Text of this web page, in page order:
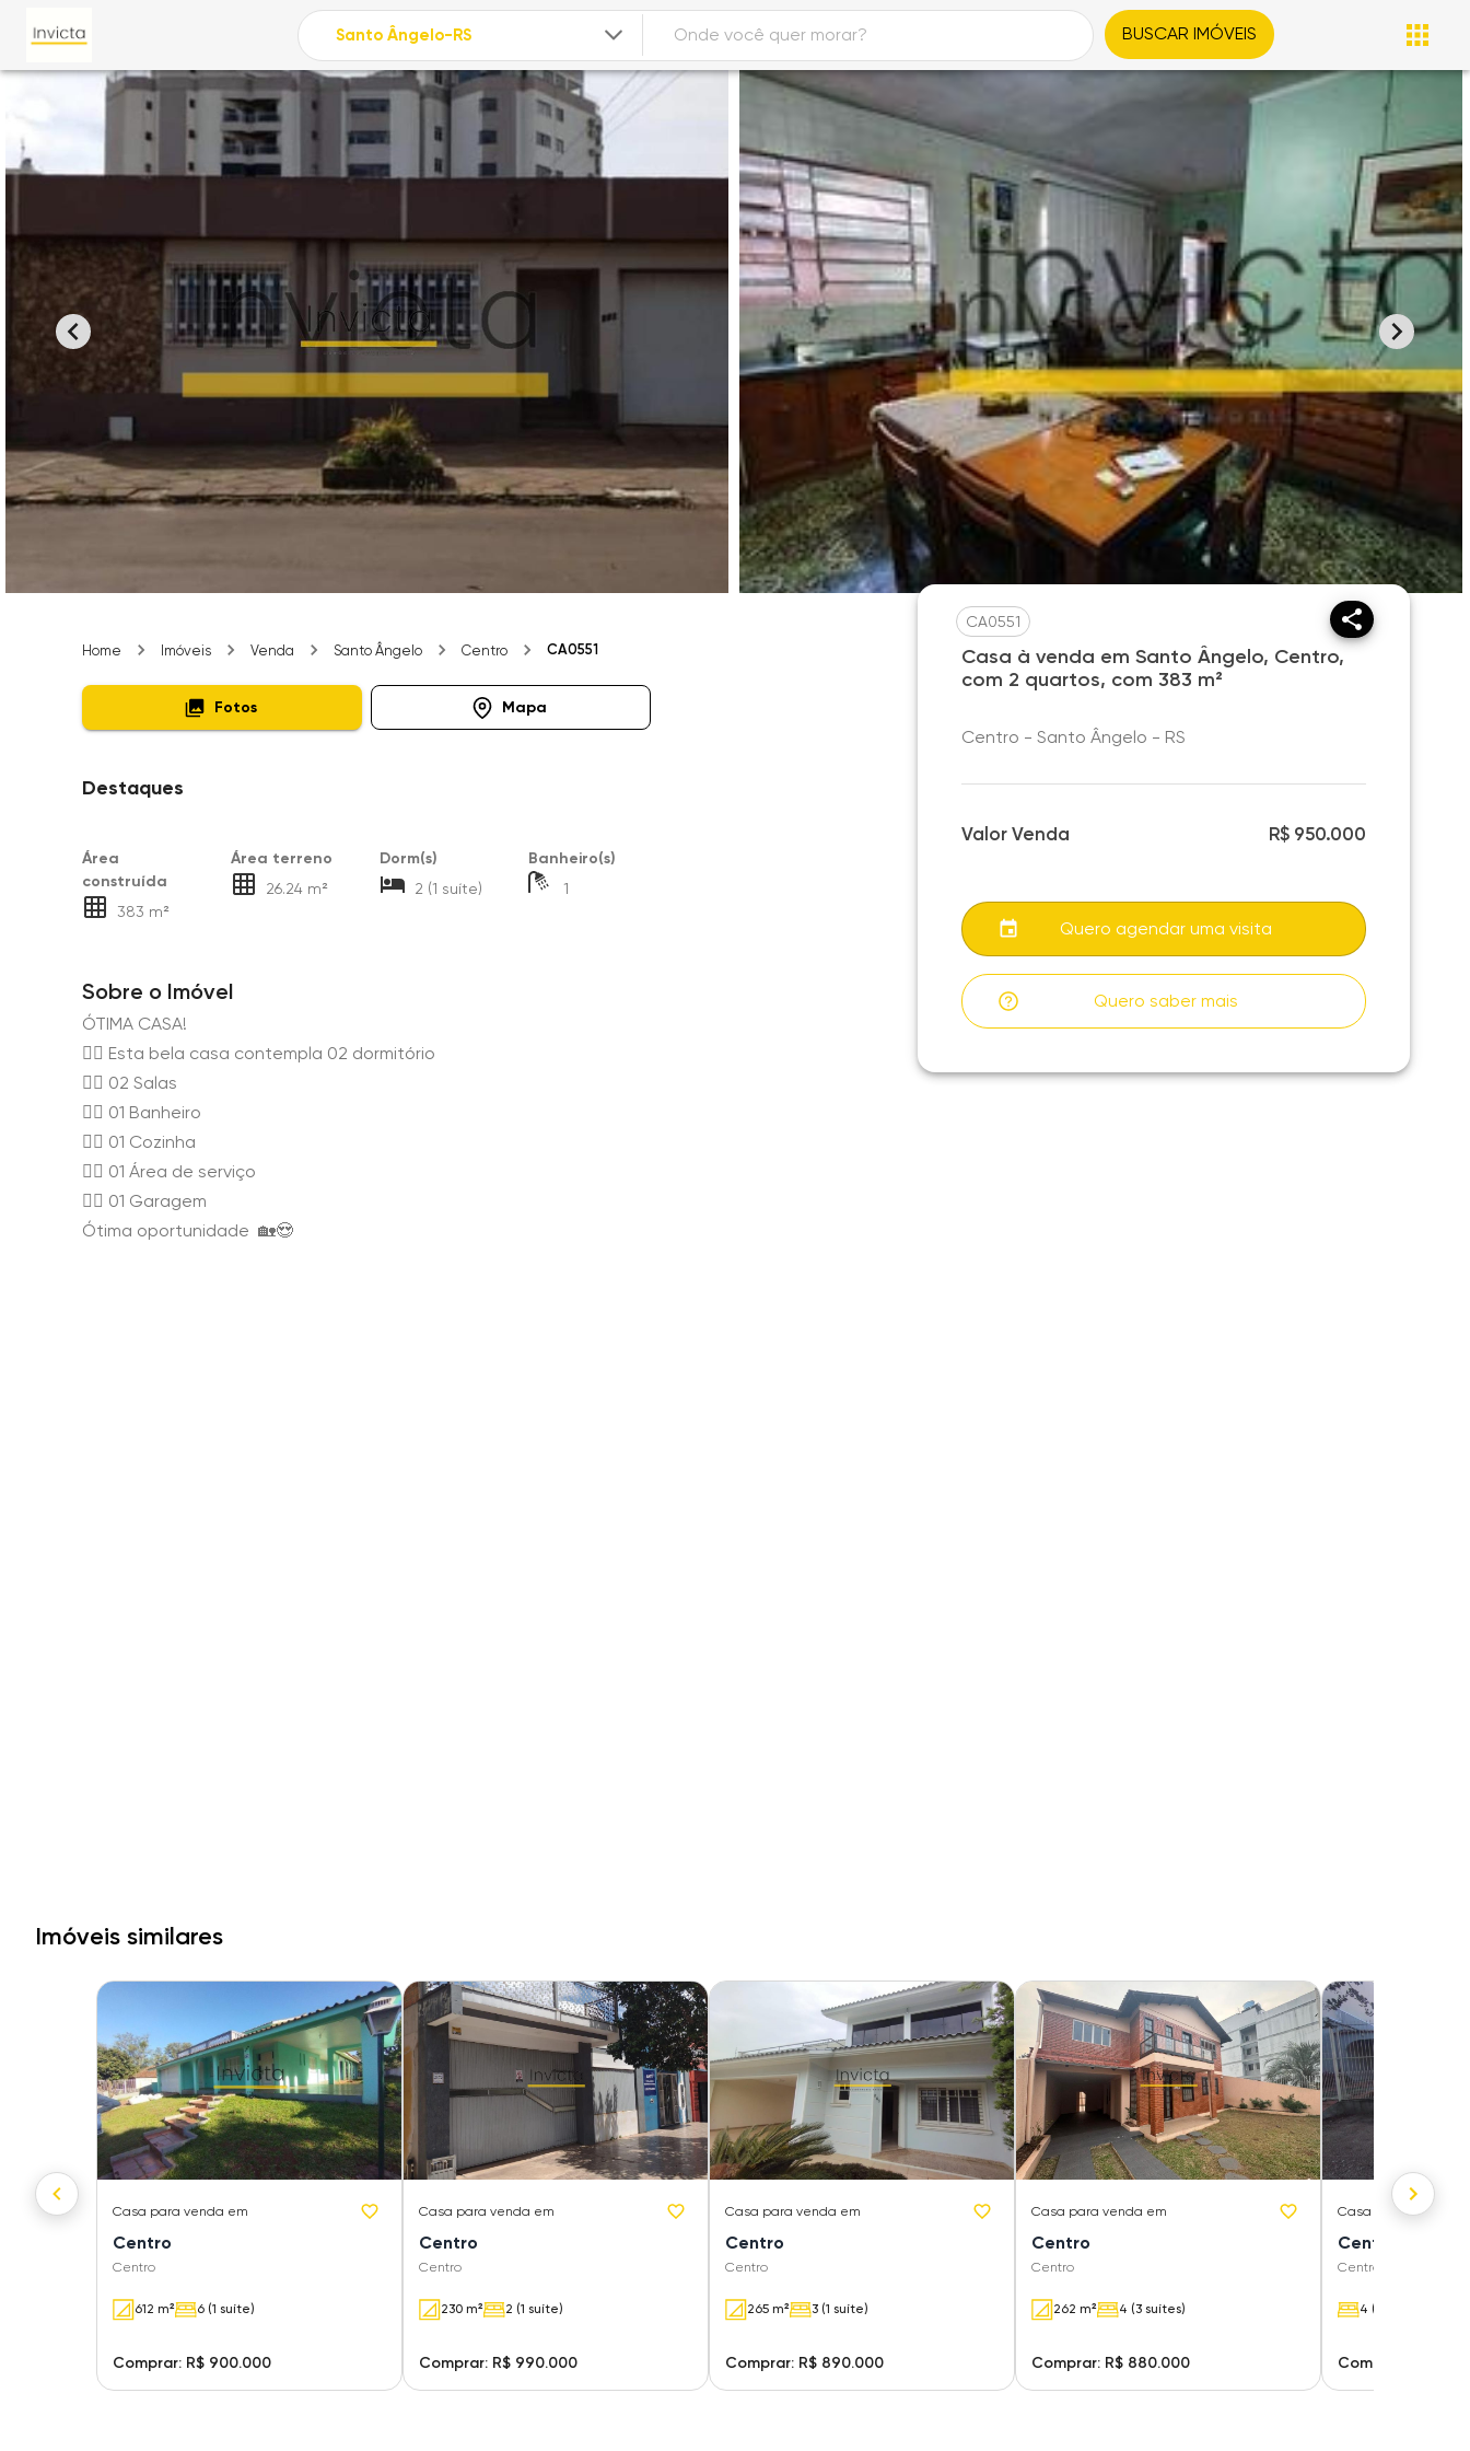
BUSCAR IMÓVEIS
Home Imóveis Venda Santo Ângelo Centro CA0551
Fotos Mapa
Destaques
Área
construída
383 m²
Área terreno
26.24 m²
Dorm(s)
2 (1 suíte)
Banheiro(s)
1
Sobre o Imóvel
ÓTIMA CASA!
👉🏻 Esta bela casa contempla 02 dormitório
👉🏻 02 Salas
👉🏻 01 Banheiro
👉🏻 01 Cozinha
👉🏻 01 Área de serviço
👉🏻 01 Garagem
Ótima oportunidade 🏡😍
CA0551
Casa à venda em Santo Ângelo, Centro,
com 2 quartos, com 383 m²
Centro - Santo Ângelo - RS
Valor Venda R$ 950.000
Quero agendar uma visita
Quero saber mais
Imóveis similares
Casa para venda em
Centro
Centro
612 m² 6 (1 suíte)
Comprar: R$ 900.000
Casa para venda em
Centro
Centro
230 m² 2 (1 suíte)
Comprar: R$ 990.000
Casa para venda em
Centro
Centro
265 m² 3 (1 suíte)
Comprar: R$ 890.000
Casa para venda em
Centro
Centro
262 m² 4 (3 suítes)
Comprar: R$ 880.000
Casa para venda
Centro
Centro
4 (1 suíte)
Comprar: R$